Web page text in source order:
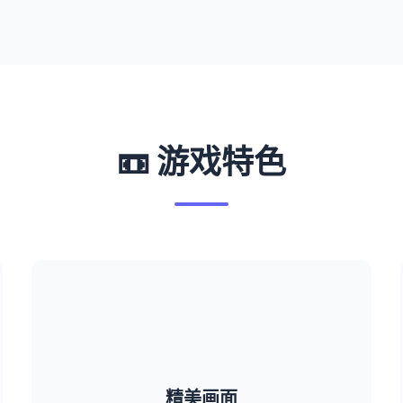
📼 游戏特色
精美画面